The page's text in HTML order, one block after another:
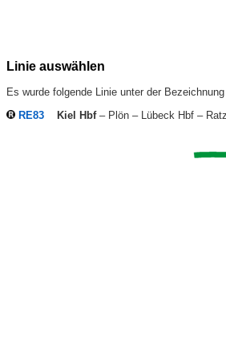
Linie auswählen
Es wurde folgende Linie unter der Bezeichnung
RE83
Kiel Hbf– Plön – Lübeck Hbf –